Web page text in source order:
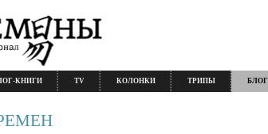
КНИГИ TV КОЛОНКИ ТРИПЫ БЛОГ